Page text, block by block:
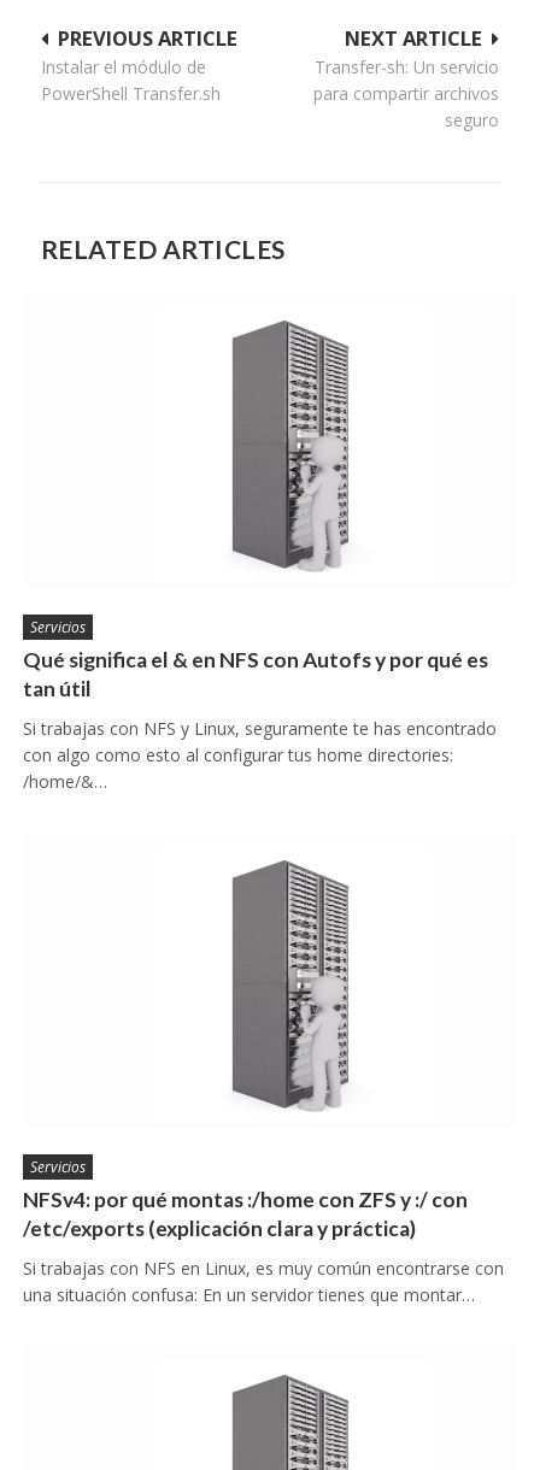
Navegación
de
NEXT ARTICLE
Transfer-sh: Un servicio
para compartir archivos
seguro
PREVIOUS ARTICLE
Instalar el módulo de
PowerShell Transfer.sh
RELATED ARTICLES
Servicios
Qué significa el & en NFS con Autofs y por qué es
tan útil
Si trabajas con NFS y Linux, seguramente te has encontrado
con algo como esto al configurar tus home directories:
/home/&…
Servicios
NFSv4: por qué montas :/home con ZFS y :/ con
/etc/exports (explicación clara y práctica)
Si trabajas con NFS en Linux, es muy común encontrarse con
una situación confusa: En un servidor tienes que montar…